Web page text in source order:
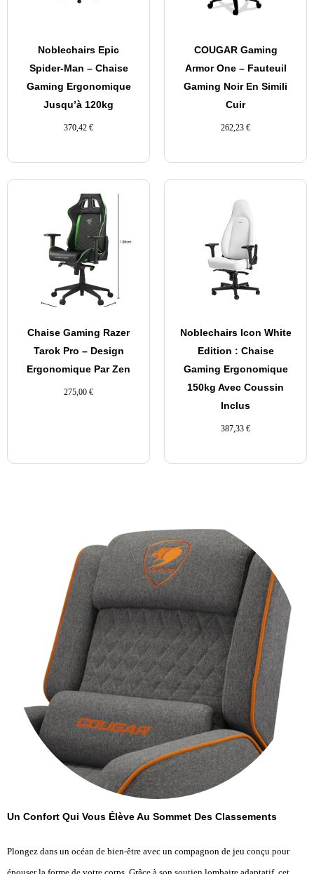
Noblechairs Epic
Spider-Man – Chaise
Gaming Ergonomique
Jusqu’à 120kg
370,42 €
COUGAR Gaming
Armor One – Fauteuil
Gaming Noir En Simili
Cuir
262,23 €
Chaise Gaming Razer
Tarok Pro – Design
Ergonomique Par Zen
275,00 €
Noblechairs Icon White
Edition : Chaise
Gaming Ergonomique
150kg Avec Coussin
Inclus
387,33 €
Un Confort Qui Vous Élève Au Sommet Des Classements
Plongez dans un océan de bien-être avec un compagnon de jeu conçu pour